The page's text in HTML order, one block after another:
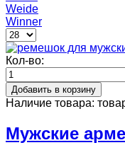
Weide
Winner
Кол-во:
Наличие товара:
Мужские